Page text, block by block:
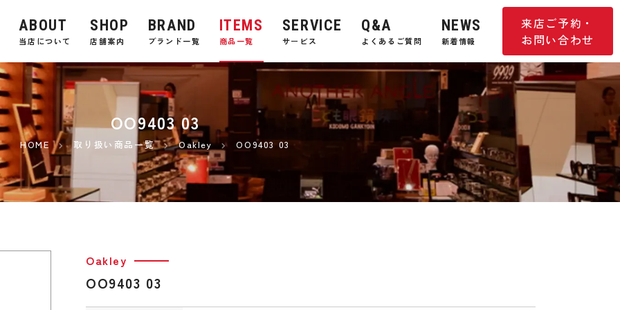
来店ご予約・
お問い合わせ
ABOUT
当店について
SHOP
店舗案内
BRAND
ブランド一覧
ITEMS
商品一覧
SERVICE
サービス
Q&A
よくあるご質問
NEWS
新着情報
OO9403 03
HOME 取り扱い商品一覧 Oakley OO9403 03
Oakley
OO9403 03